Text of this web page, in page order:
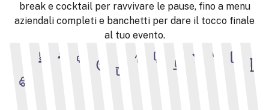
break e cocktail per ravvivare le pause, fino a menu
aziendali completi e banchetti per dare il tocco finale
al tuo evento.
AccessoAuditorium
SaloniProiettore
Wi-
Fi
LavagnaParquetSchermiCoffeeCocktail